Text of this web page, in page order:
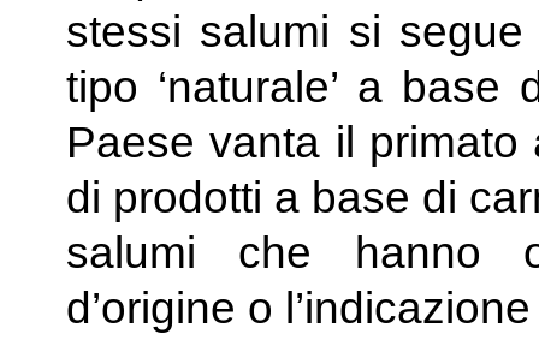
stessi salumi si
tipo ‘naturale’ a
Paese vanta il
di prodotti a base di
salumi che hanno
d’origine o